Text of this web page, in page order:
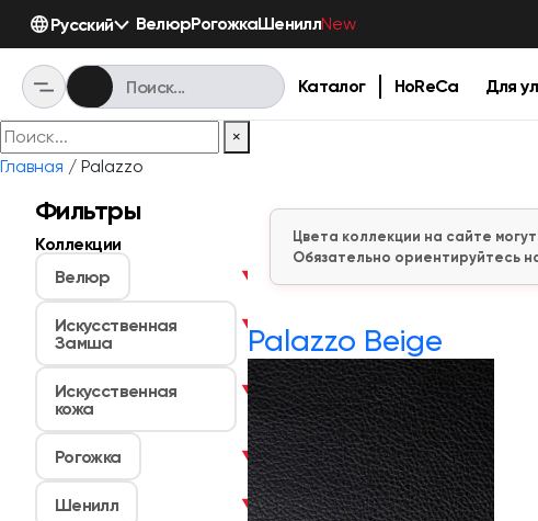
Русский ВелюрРогожкаШениллNew
Каталог HoReCa Для
×
Главная / Palazzo
Фильтры
Коллекции
Велюр
▼
Искусственная
Замша
▼
Искусственная
кожа
▼
Рогожка ▼
Шенилл ▼
Цвета коллекции на сайте
Обязательно ориентируйтесь
Palazzo Beige